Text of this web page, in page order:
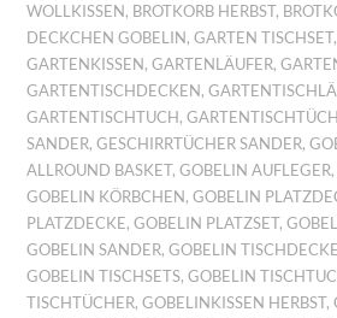
WOLLKISSEN, BROTKORB HERBST,
DECKCHEN GOBELIN,GARTEN TISCHSET
GARTENKISSEN,GARTENLÄUFER,
GARTENTISCHDECKEN,
GARTENTISCHTUCH,
SANDER,GESCHIRRTÜCHER SANDER,
ALLROUND BASKET,GOBELIN AUFLEGER
GOBELIN KÖRBCHEN,GOBELIN
PLATZDECKE,GOBELIN PLATZSET,
GOBELIN SANDER,GOBELIN TISCHDECKE
GOBELIN TISCHSETS,GOBELIN
TISCHTÜCHER,GOBELINKISSEN HERBST,